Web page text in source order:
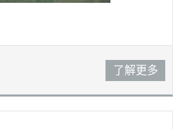
了解更多